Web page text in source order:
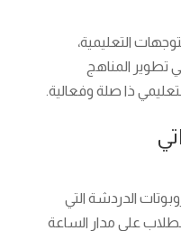
التعليمية،
تطوير المناهج
ذا صلة وفعالية.
الدردشة التي
على مدار الساعة